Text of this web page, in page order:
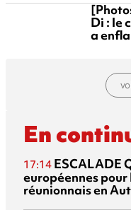
Di : le
a
En
17:14 ESCALADE
européennes
réunionnais en